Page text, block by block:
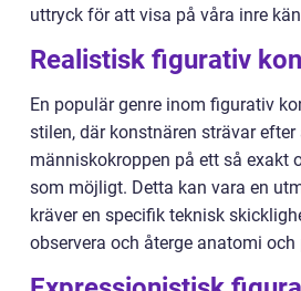
uttryck för att visa på våra inre
Realistisk figurativ
En populär genre inom figurativ
stilen, där konstnären strävar efter
människokroppen på ett så exakt
som möjligt. Detta kan vara en
kräver en specifik teknisk
observera och återge anatomi